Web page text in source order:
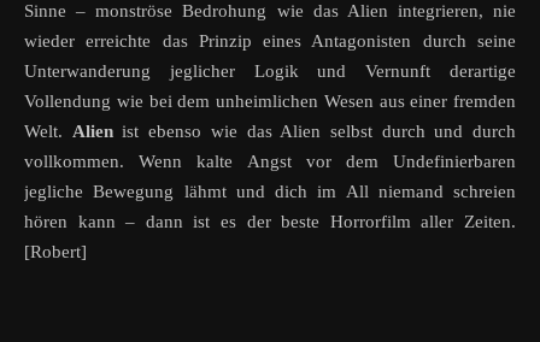
Sinne – monströse Bedrohung wie das Alien integrieren, nie
wieder erreichte das Prinzip eines Antagonisten durch seine
Unterwanderung jeglicher Logik und Vernunft derartige
Vollendung wie bei dem unheimlichen Wesen aus einer fremden
Welt. Alienist ebenso wie das Alien selbst durch und durch
vollkommen. Wenn kalte Angst vor dem Undefinierbaren
jegliche Bewegung lähmt und dich im All niemand schreien
hören kann – dann ist es der beste Horrorfilm aller Zeiten.
[Robert]